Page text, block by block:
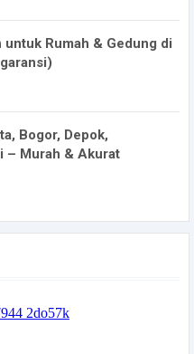
Rumah & Gedung di
Bogor, Depok,
– Murah & Akurat